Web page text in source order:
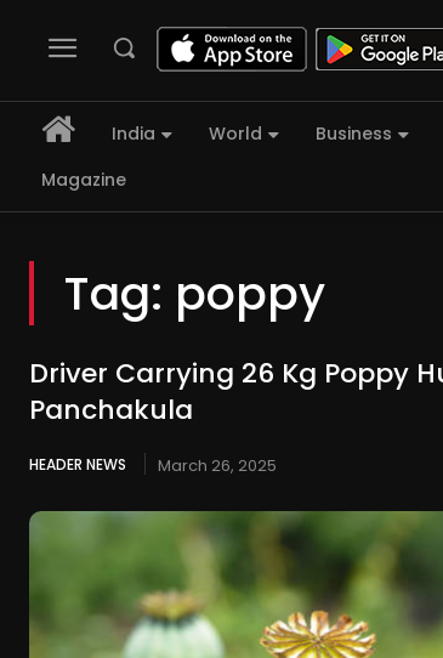
India World Business
Magazine
Tag: poppy
Driver Carrying 26 Kg Poppy
Panchakula
HEADER NEWS March 26, 2025